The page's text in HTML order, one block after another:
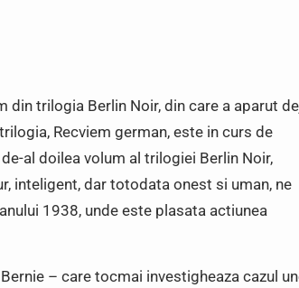
din trilogia Berlin Noir, din care a aparut
Recviem german, este in curs de
al doilea volum al trilogiei Berlin Noir,
inteligent, dar totodata onest si uman, ne
1938, unde este plasata actiunea
– care tocmai investigheaza cazul